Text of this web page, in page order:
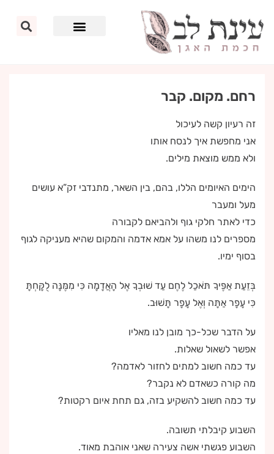
רחם. מקום. קבר
זה רעיון קשה לעיכול
אני מחפשת איך לנסח אותו
ולא ממש מוצאת מילים.
הימים האיומים הללו, בהם, בין השאר, מתנדבי זק”א עושים
מעל ומעבר
כדי לאתר חלקי גוף ולהביאם לקבורה
מספרים לנו משהו על אמא אדמה והמקום שהיא מעניקה לגוף
בסוף ימיו.
בְּזֵעַת אַפֶּיךָ תֹּאכַל לֶחֶם עַד שׁוּבְךָ אֶל הָאֲדָמָה כִּי מִמֶּנָּה לֻקָּחְתָּ
כִּי עָפָר אַתָּה וְאֶל עָפָר תָּשׁוּב.
על הדבר שכל-כך מובן לנו מאליו
אפשר לשאול שאלות.
עד כמה חשוב למתים לחזור לאדמה?
מה קורה כשאדם לא נקבר?
עד כמה חשוב להשקיע בזה, גם תחת איום רקטות?
השבוע קיבלתי תשובה.
השבוע פגשתי אשה צעירה שאני אוהבת מאוד.